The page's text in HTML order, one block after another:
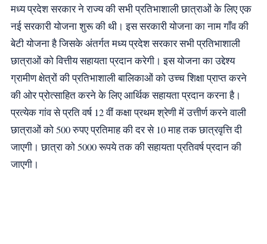
मध्य प्रदेश सरकार ने राज्य की सभी प्रतिभाशाली छात्राओं के लिए एक
नई सरकारी योजना शुरू की थी। इस सरकारी योजना का नाम गाँव की
बेटी योजना है जिसके अंतर्गत मध्य प्रदेश सरकार सभी प्रतिभाशाली
छात्राओं को वित्तीय सहायता प्रदान करेगी। इस योजना का उद्देश्य
ग्रामीण क्षेत्रों की प्रतिभाशाली बालिकाओं को उच्च शिक्षा प्राप्त करने
की ओर प्रोत्साहित करने के लिए आर्थिक सहायता प्रदान करना है।
प्रत्येक गांव से प्रति वर्ष 12 वीं कक्षा प्रथम श्रेणी में उत्तीर्ण करने वाली
छात्राओं को 500 रुपए प्रतिमाह की दर से 10 माह तक छात्रवृत्ति दी
जाएगी। छात्रा को 5000 रूपये तक की सहायता प्रतिवर्ष प्रदान की
जाएगी।